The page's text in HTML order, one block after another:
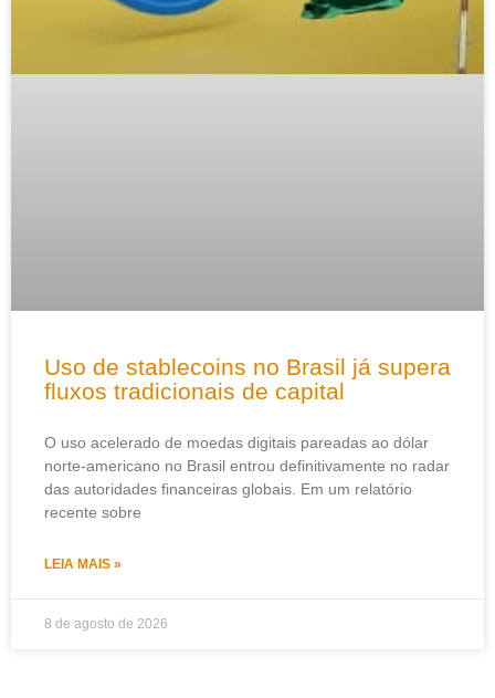
Uso de stablecoins no Brasil já supera
fluxos tradicionais de capital
O uso acelerado de moedas digitais pareadas ao dólar
norte-americano no Brasil entrou definitivamente no radar
das autoridades financeiras globais. Em um relatório
recente sobre
LEIA MAIS »
8 de agosto de 2026